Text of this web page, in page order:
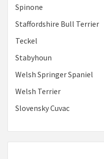
Spinone
Staffordshire Bull Terrier
Teckel
Stabyhoun
Welsh Springer Spaniel
Welsh Terrier
Slovensky Cuvac